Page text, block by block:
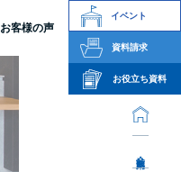
お客様の声
イベント
資料請求
お役立ち資料